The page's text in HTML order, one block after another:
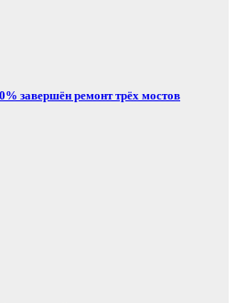
завершён ремонт трёх мостов